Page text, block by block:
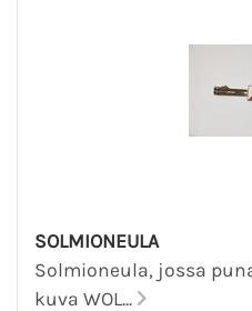
SOLMIONEULA
Solmioneula, jossa
kuva WOL...